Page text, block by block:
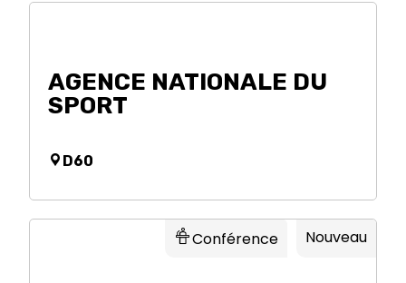
AGENCE NATIONALE DU
SPORT
D60
Conférence Nouveau